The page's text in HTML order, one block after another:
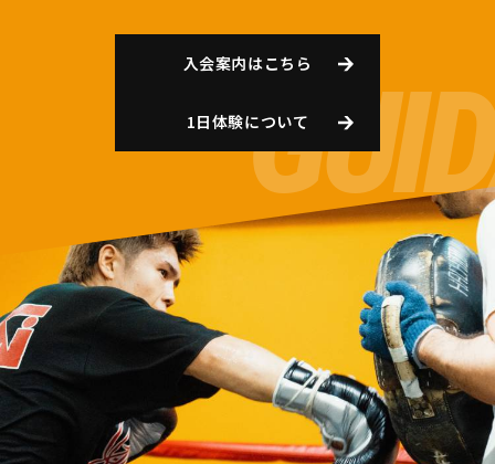
入会案内はこちら
1日体験について